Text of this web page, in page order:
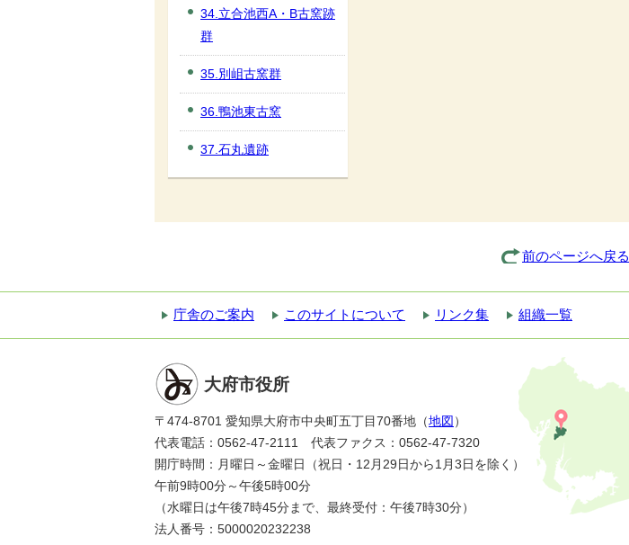
34.立合池西A・B古窯跡
群
35.別岨古窯群
36.鴨池東古窯
37.石丸遺跡
前のページへ戻る
庁舎のご案内 このサイトについて リンク集 組織一覧
大府市役所
〒474-8701 愛知県大府市中央町五丁目70番地（地図 ）
代表電話：0562-47-2111 代表ファクス：0562-47-7320
開庁時間：月曜日～金曜日（祝日・12月29日から1月3日を除く）
午前9時00分～午後5時00分
（水曜日は午後7時45分まで、最終受付：午後7時30分）
法人番号：5000020232238